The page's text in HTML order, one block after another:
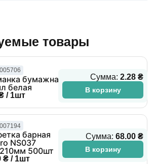
товары
бумажная
белая
/ 1шт
Сумма: 2.28 ₴
В корзину
барная
NS037
500шт
₴ / 1шт
Сумма: 68.00 ₴
В корзину